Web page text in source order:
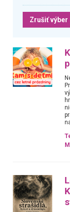
Zrušiť výber